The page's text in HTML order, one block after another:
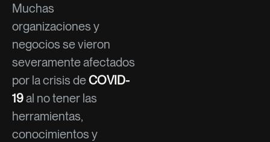
Muchas
organizaciones y
negocios se vieron
severamente afectados
por la crisis deCOVID-
19al no tener las
herramientas,
conocimientos y